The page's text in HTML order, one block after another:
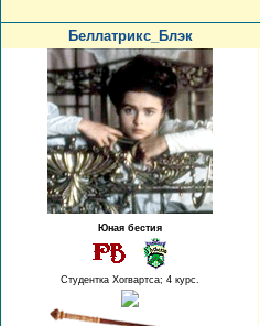
Беллатрикс_Блэк
Юная бестия
Студентка Хогвартса; 4 курс.